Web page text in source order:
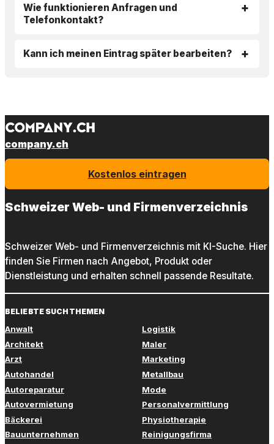
Wie funktionieren Anfragen und
Telefonkontakt?
Kann ich meinen Eintrag später bearbeiten?
company.ch
Kostenlos eintragen
Schweizer Web- und Firmenverzeichnis
Schweizer Web- und Firmenverzeichnis mit KI-Suche. Hier
finden Sie Firmen nach Angebot, Produkt oder
Dienstleistung und erhalten schnell passende Resultate.
BELIEBTE SUCHTHEMEN
Anwalt
Architekt
Arzt
Autohandel
Autoreparatur
Autovermietung
Bäckerei
Bauunternehmen
Logistik
Maler
Marketing
Metallbau
Mode
Personalvermittlung
Physiotherapie
Reinigungsfirma